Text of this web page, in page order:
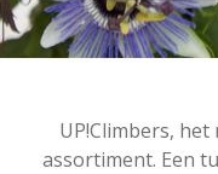
UP!Climbers,
assortiment. Een